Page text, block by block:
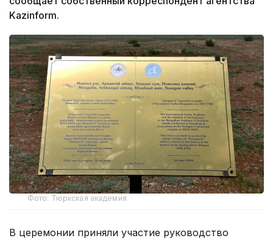
Kazinform.
Фото: Тюркская академия
В церемонии приняли участие руководство